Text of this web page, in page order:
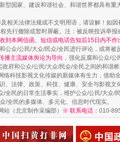
除了知识还要"留白"
型国家、建设和谐社会、和谐世界都具有
相关法律法规或不文明用语，请谅解！如
先行撤除或暂时屏蔽。注：被反映投诉举
到本网信函、短信或电话告知后15日内不作
公众/公民/大众/民众/全民进行评论，或将
播主流媒体舆论为导向 ，强化反腐和公众/
府和公众/公民/大众/民众/全民之间的和谐
科技影视文化传媒的新媒体有生力，借助
、法律、政策、科技、健康、安全与影视
全民的日常生活事实，维护公众/公民/大众
/全民的多媒体、多元化、信息时代现实。
（北京制作采编部） ※ 联系电话： 010-